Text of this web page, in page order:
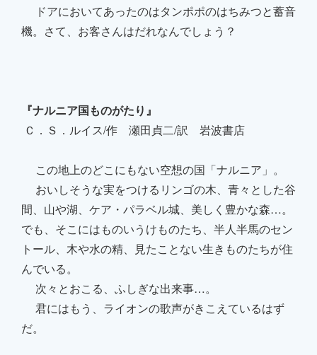
ドアにおいてあったのはタンポポのはちみつと蓄音
機。さて、お客さんはだれなんでしょう？
『ナルニア国ものがたり』
Ｃ．Ｓ．ルイス/作 瀬田貞二/訳 岩波書店
この地上のどこにもない空想の国「ナルニア」。
おいしそうな実をつけるリンゴの木、青々とした谷
間、山や湖、ケア・パラベル城、美しく豊かな森…。
でも、そこにはものいうけものたち、半人半馬のセン
トール、木や水の精、見たことない生きものたちが住
んでいる。
次々とおこる、ふしぎな出来事…。
君にはもう、ライオンの歌声がきこえているはず
だ。